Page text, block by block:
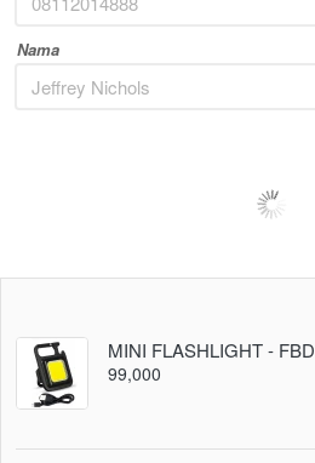
Nama
MINI FLASHLIGHT - FBD
99,000